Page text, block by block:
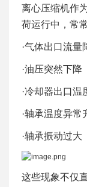
离心压缩机作
荷运行中，常
·气体出口流量
·油压突然下降
·冷却器出口温
·轴承温度异常
·轴承振动过大
这些现象不仅